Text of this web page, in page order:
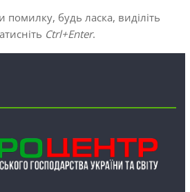
будь ласка, виділіть
Ctrl+Enter.